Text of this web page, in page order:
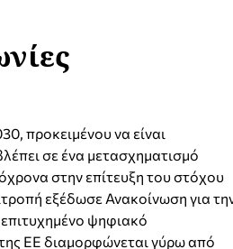
προκειμένου να είναι
σε ένα μετασχηματισμό
στην επίτευξη του στόχου
εξέδωσε Ανακοίνωση για
ψηφιακό
ΕΕ διαμορφώνεται γύρω από